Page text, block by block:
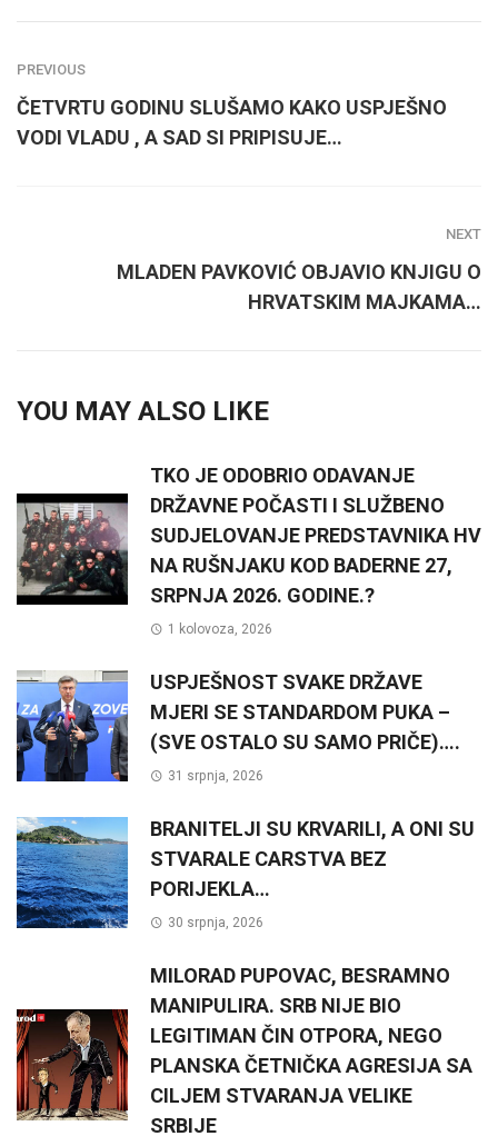
PREVIOUS
ČETVRTU GODINU SLUŠAMO KAKO USPJEŠNO
VODI VLADU , A SAD SI PRIPISUJE…
NEXT
MLADEN PAVKOVIĆ OBJAVIO KNJIGU O
HRVATSKIM MAJKAMA…
YOU MAY ALSO LIKE
TKO JE ODOBRIO ODAVANJE
DRŽAVNE POČASTI I SLUŽBENO
SUDJELOVANJE PREDSTAVNIKA HV
NA RUŠNJAKU KOD BADERNE 27,
SRPNJA 2026. GODINE.?
1 kolovoza, 2026
USPJEŠNOST SVAKE DRŽAVE
MJERI SE STANDARDOM PUKA –
(SVE OSTALO SU SAMO PRIČE)….
31 srpnja, 2026
BRANITELJI SU KRVARILI, A ONI SU
STVARALE CARSTVA BEZ
PORIJEKLA…
30 srpnja, 2026
MILORAD PUPOVAC, BESRAMNO
MANIPULIRA. SRB NIJE BIO
LEGITIMAN ČIN OTPORA, NEGO
PLANSKA ČETNIČKA AGRESIJA SA
CILJEM STVARANJA VELIKE
SRBIJE